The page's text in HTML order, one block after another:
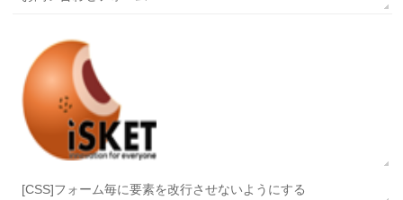
[CSS]フォーム毎に要素を改行させないようにする